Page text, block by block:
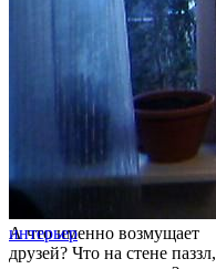
А что именно возмущает
друзей? Что на стене паззл,
интерьер